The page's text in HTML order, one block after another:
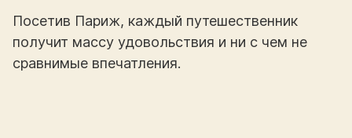
Посетив Париж, каждый путешественник
получит массу удовольствия и ни с чем не
сравнимые впечатления.